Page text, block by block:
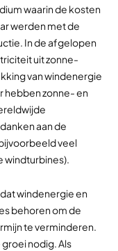
waarin de kosten
werden met de
In de afgelopen
uit zonne-
van windenergie
hebben zonne- en
aan de
veel
windturbines).
windenergie en
behoren om de
te verminderen.
groei nodig. Als